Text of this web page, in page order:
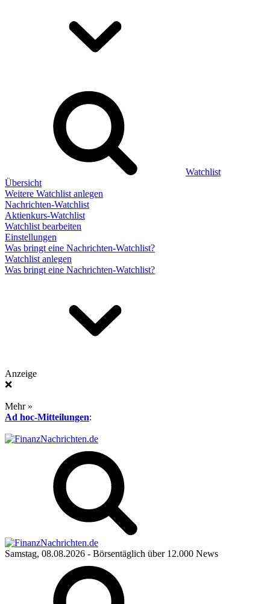
Watchlist
Übersicht
Weitere Watchlist anlegen
Nachrichten-Watchlist
Aktienkurs-Watchlist
Watchlist bearbeiten
Einstellungen
Was bringt eine Nachrichten-Watchlist?
Watchlist anlegen
Was bringt eine Nachrichten-Watchlist?
Anzeige
❌
Mehr »
Ad hoc-Mitteilungen:
Samstag, 08.08.2026 - Börsentäglich über 12.000 News